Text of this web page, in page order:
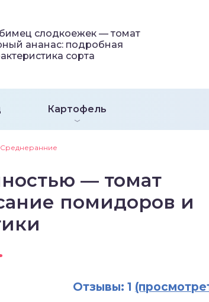
слодкоежек — томат
ананас: подробная
сорта
Картофель
Среднеранние
— томат
помидоров и
Отзывы: 1